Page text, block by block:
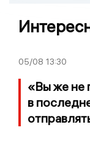
05/08 13:30
«Вы же не
в